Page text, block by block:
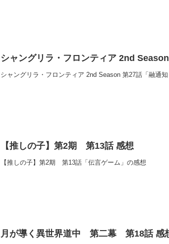
シャングリラ・フロンティア 2nd
シャングリラ・フロンティア 2nd Season 第27話「融通
【推しの子】第2期 第13話 感想
【推しの子】第2期 第13話「伝言ゲーム」の感想
月が導く異世界道中 第二幕 第18話 感